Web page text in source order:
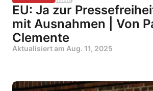
EU: Ja zur
mit Ausnahmen | Von
Clemente
Aktualisiert am Aug. 11, 2025